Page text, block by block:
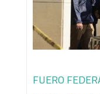
FUERO